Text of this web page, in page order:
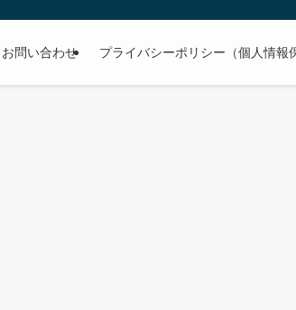
お問い合わせ プライバシーポリシー（個人情報